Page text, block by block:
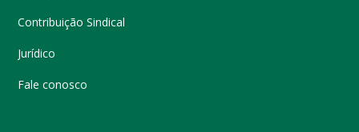
Contribuição Sindical
Jurídico
Fale conosco